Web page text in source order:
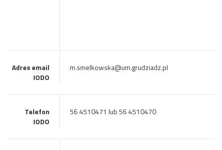
Adres email
IODO
m.smelkowska@um.grudziadz.pl
Telefon
IODO
56 4510471 lub 56 4510470